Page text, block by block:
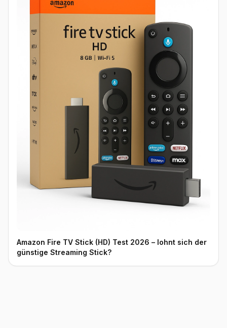
Amazon Fire TV Stick (HD) Test 2026 – lohnt sich der
günstige Streaming Stick?